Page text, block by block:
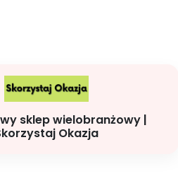
sklep wielobranżowy |
Okazja